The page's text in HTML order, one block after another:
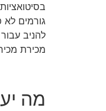
גורמים לא
להניב
מכירת
מה